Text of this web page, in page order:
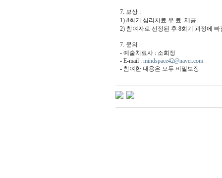
7. 보상 :
1) 8회기 심리치료 무.료. 제공
2) 참여자로 선정된 후 8회기 과정에
7. 문의
- 예술치료사 : 소희정
- E-mail :mindspace42@naver.com
- 참여한 내용은 모두 비밀보장